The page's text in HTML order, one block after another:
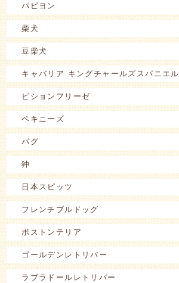
パピヨン
柴犬
豆柴犬
キャバリア キングチャールズスパニエル
ビションフリーゼ
ペキニーズ
パグ
狆
日本スピッツ
フレンチブルドッグ
ボストンテリア
ゴールデンレトリバー
ラブラドールレトリバー